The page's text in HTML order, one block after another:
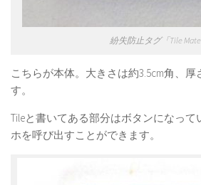
紛失防止タグ「Tile Mate
こちらが本体。大きさは約3.5cm角、厚
す。
Tileと書いてある部分はボタンになっ
ホを呼び出すことができます。